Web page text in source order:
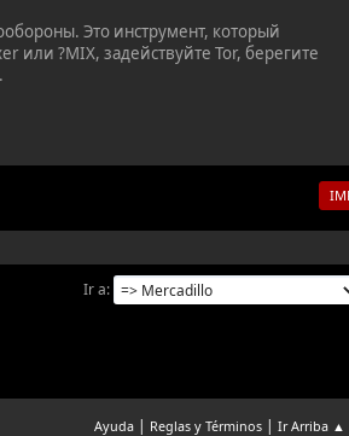
Это инструмент, который
или ?MIX, задействуйте Tor, берегите
Ir a
Ayuda | Reglas y Términos |Ir Arriba ▲